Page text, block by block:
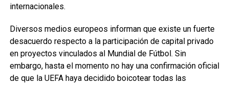
internacionales.
Diversos medios europeos informan que existe un fuerte
desacuerdo respecto a la participación de capital privado
en proyectos vinculados al Mundial de Fútbol. Sin
embargo, hasta el momento no hay una confirmación oficial
de que la UEFA haya decidido boicotear todas las